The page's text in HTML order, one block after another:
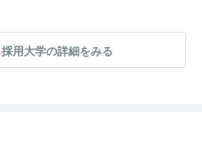
用大学の詳細をみる